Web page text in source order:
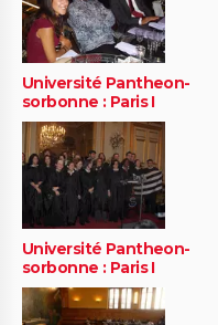
Université Pantheon-
sorbonne : Paris I
Université Pantheon-
sorbonne : Paris I